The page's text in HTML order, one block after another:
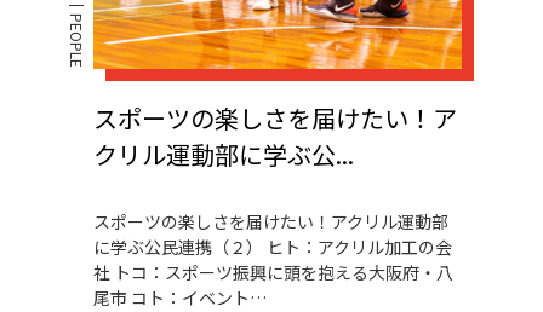
PEOPLE
スポーツの楽しさを届けたい！ア
クリル運動部に学ぶ公...
スポーツの楽しさを届けたい！アクリル運動部
に学ぶ公民連携（２） ヒト：アクリル加工の会
社 トコ：スポーツ振興に頭を抱える大阪府・八
尾市 コト：イベント…